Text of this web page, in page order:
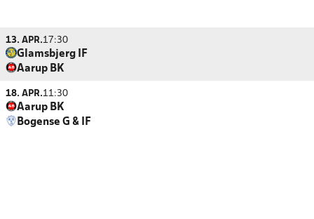
13. APR.17:30
Glamsbjerg IF
Aarup BK
18. APR.11:30
Aarup BK
Bogense G & IF